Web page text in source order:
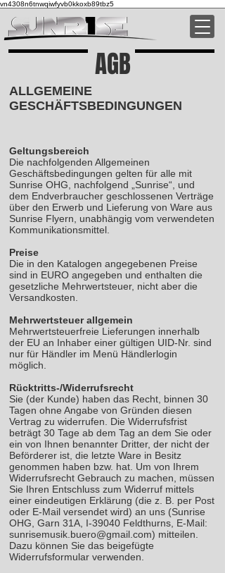
vn4308n6tnwqiwfyvb0kkoxb89tbz5
AGB
ALLGEMEINE
GESCHÄFTSBEDINGUNGEN
Geltungsbereich
Die nachfolgenden Allgemeinen
Geschäftsbedingungen gelten für alle mit
Sunrise OHG, nachfolgend „Sunrise“, und
dem Endverbraucher geschlossenen Verträge
über den Erwerb und Lieferung von Ware aus
Sunrise Flyern, unabhängig vom verwendeten
Kommunikationsmittel.
Preise
Die in den Katalogen angegebenen Preise
sind in EURO angegeben und enthalten die
gesetzliche Mehrwertsteuer, nicht aber die
Versandkosten.
Mehrwertsteuer allgemein
Mehrwertsteuerfreie Lieferungen innerhalb
der EU an Inhaber einer gültigen UID-Nr. sind
nur für Händler im Menü Händlerlogin
möglich.
Rücktritts-/Widerrufsrecht
Sie (der Kunde) haben das Recht, binnen 30
Tagen ohne Angabe von Gründen diesen
Vertrag zu widerrufen. Die Widerrufsfrist
beträgt 30 Tage ab dem Tag an dem Sie oder
ein von Ihnen benannter Dritter, der nicht der
Beförderer ist, die letzte Ware in Besitz
genommen haben bzw. hat. Um von Ihrem
Widerrufsrecht Gebrauch zu machen, müssen
Sie Ihren Entschluss zum Widerruf mittels
einer eindeutigen Erklärung (die z. B. per Post
oder E-Mail versendet wird) an uns (Sunrise
OHG, Garn 31A, I-39040 Feldthurns, E-Mail:
sunrisemusik.buero@gmail.com) mitteilen.
Dazu können Sie das beigefügte
Widerrufsformular verwenden.